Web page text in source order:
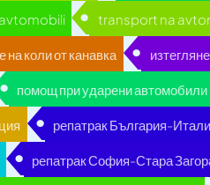
transport na
на коли от канавка
помощ при ударени автомобили
репатрак България-
репатрак София-Стара